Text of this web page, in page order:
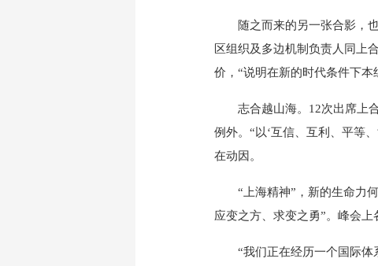
随之而来的另一张合影，也
区组织及多边机制负责人同上
价，“说明在新的时代条件下
志合越山海。12次出席上合
例外。“以‘互信、互利、平等
在动因。
“上海精神”，新的生命力何
应变之方、求变之勇”。峰会
“我们正在经历一个国际体